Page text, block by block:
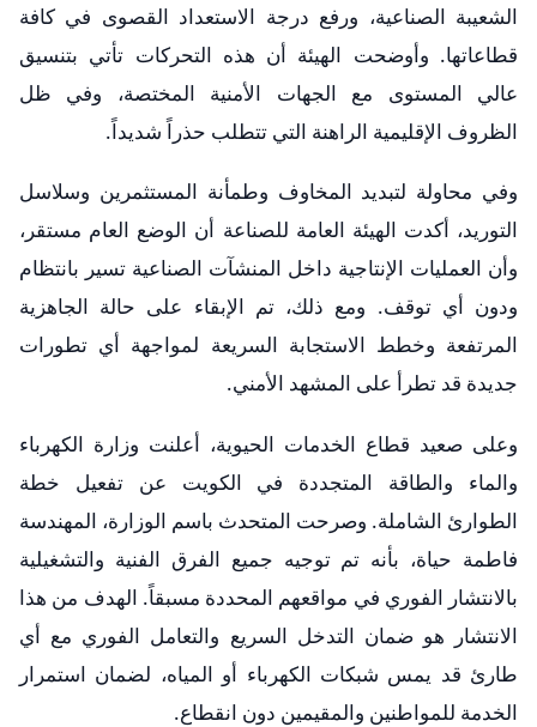
الشعيبة الصناعية، ورفع درجة الاستعداد القصوى في كافة
قطاعاتها. وأوضحت الهيئة أن هذه التحركات تأتي بتنسيق
عالي المستوى مع الجهات الأمنية المختصة، وفي ظل
الظروف الإقليمية الراهنة التي تتطلب حذراً شديداً.
​وفي محاولة لتبديد المخاوف وطمأنة المستثمرين وسلاسل
التوريد، أكدت الهيئة العامة للصناعة أن الوضع العام مستقر،
وأن العمليات الإنتاجية داخل المنشآت الصناعية تسير بانتظام
ودون أي توقف. ومع ذلك، تم الإبقاء على حالة الجاهزية
المرتفعة وخطط الاستجابة السريعة لمواجهة أي تطورات
جديدة قد تطرأ على المشهد الأمني.
​وعلى صعيد قطاع الخدمات الحيوية، أعلنت وزارة الكهرباء
والماء والطاقة المتجددة في الكويت عن تفعيل خطة
الطوارئ الشاملة. وصرحت المتحدث باسم الوزارة، المهندسة
فاطمة حياة، بأنه تم توجيه جميع الفرق الفنية والتشغيلية
بالانتشار الفوري في مواقعهم المحددة مسبقاً. الهدف من هذا
الانتشار هو ضمان التدخل السريع والتعامل الفوري مع أي
طارئ قد يمس شبكات الكهرباء أو المياه، لضمان استمرار
الخدمة للمواطنين والمقيمين دون انقطاع.